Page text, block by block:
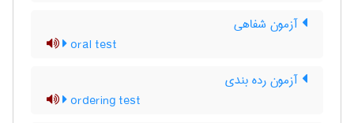
آزمون شفاهی
oral test
آزمون رده بندی
ordering test